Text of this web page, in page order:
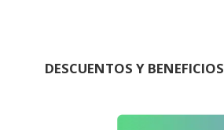
DESCUENTOS Y BENEFICIOS